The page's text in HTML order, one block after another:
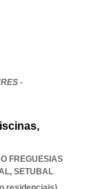
-
FREGUESIAS
, SETUBAL